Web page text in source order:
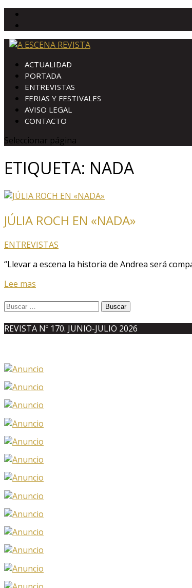
ACTUALIDAD
PORTADA
ENTREVISTAS
FERIAS Y FESTIVALES
AVISO LEGAL
CONTACTO
Seleccionar página
ETIQUETA: NADA
JÚLIA ROCH EN «NADA»
ENTREVISTAS
“Llevar a escena la historia de Andrea será
Lee mas
Buscar:
REVISTA Nº 170. JUNIO-JULIO 2026